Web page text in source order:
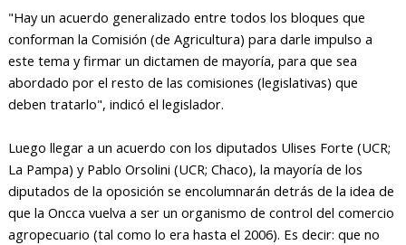
"Hay un acuerdo generalizado entre todos los bloques que
conforman la Comisión (de Agricultura) para darle impulso a
este tema y firmar un dictamen de mayoría, para que sea
abordado por el resto de las comisiones (legislativas) que
deben tratarlo", indicó el legislador.
Luego llegar a un acuerdo con los diputados Ulises Forte (UCR;
La Pampa) y Pablo Orsolini (UCR; Chaco), la mayoría de los
diputados de la oposición se encolumnarán detrás de la idea de
que la Oncca vuelva a ser un organismo de control del comercio
agropecuario (tal como lo era hasta el 2006). Es decir: que no